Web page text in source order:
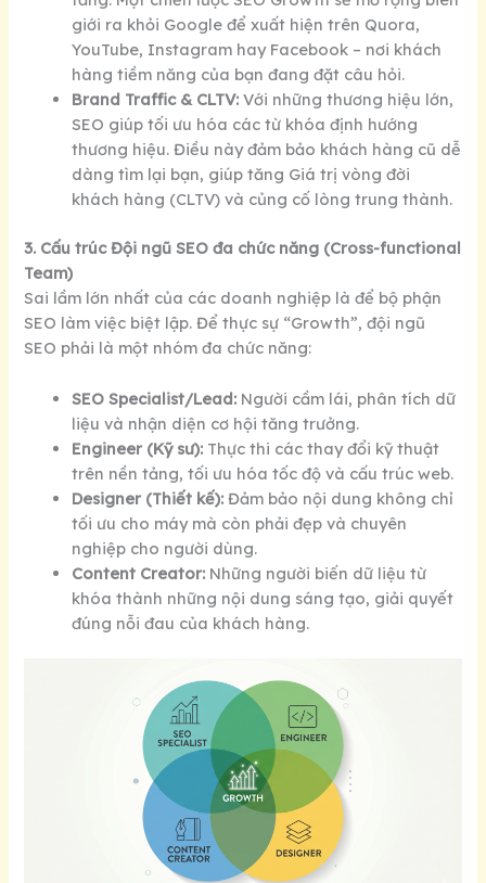
giới ra khỏi Google để xuất hiện trên Quora,
YouTube, Instagram hay Facebook – nơi khách
hàng tiềm năng của bạn đang đặt câu hỏi.
Brand Traffic & CLTV: Với những thương hiệu lớn,
SEO giúp tối ưu hóa các từ khóa định hướng
thương hiệu. Điều này đảm bảo khách hàng cũ dễ
dàng tìm lại bạn, giúp tăng Giá trị vòng đời
khách hàng (CLTV) và củng cố lòng trung thành.
3. Cấu trúc Đội ngũ SEO đa chức năng (Cross-functional
Team)
Sai lầm lớn nhất của các doanh nghiệp là để bộ phận
SEO làm việc biệt lập. Để thực sự “Growth”, đội ngũ
SEO phải là một nhóm đa chức năng:
SEO Specialist/Lead: Người cầm lái, phân tích dữ
liệu và nhận diện cơ hội tăng trưởng.
Engineer (Kỹ sư): Thực thi các thay đổi kỹ thuật
trên nền tảng, tối ưu hóa tốc độ và cấu trúc web.
Designer (Thiết kế): Đảm bảo nội dung không chỉ
tối ưu cho máy mà còn phải đẹp và chuyên
nghiệp cho người dùng.
Content Creator: Những người biến dữ liệu từ
khóa thành những nội dung sáng tạo, giải quyết
đúng nỗi đau của khách hàng.